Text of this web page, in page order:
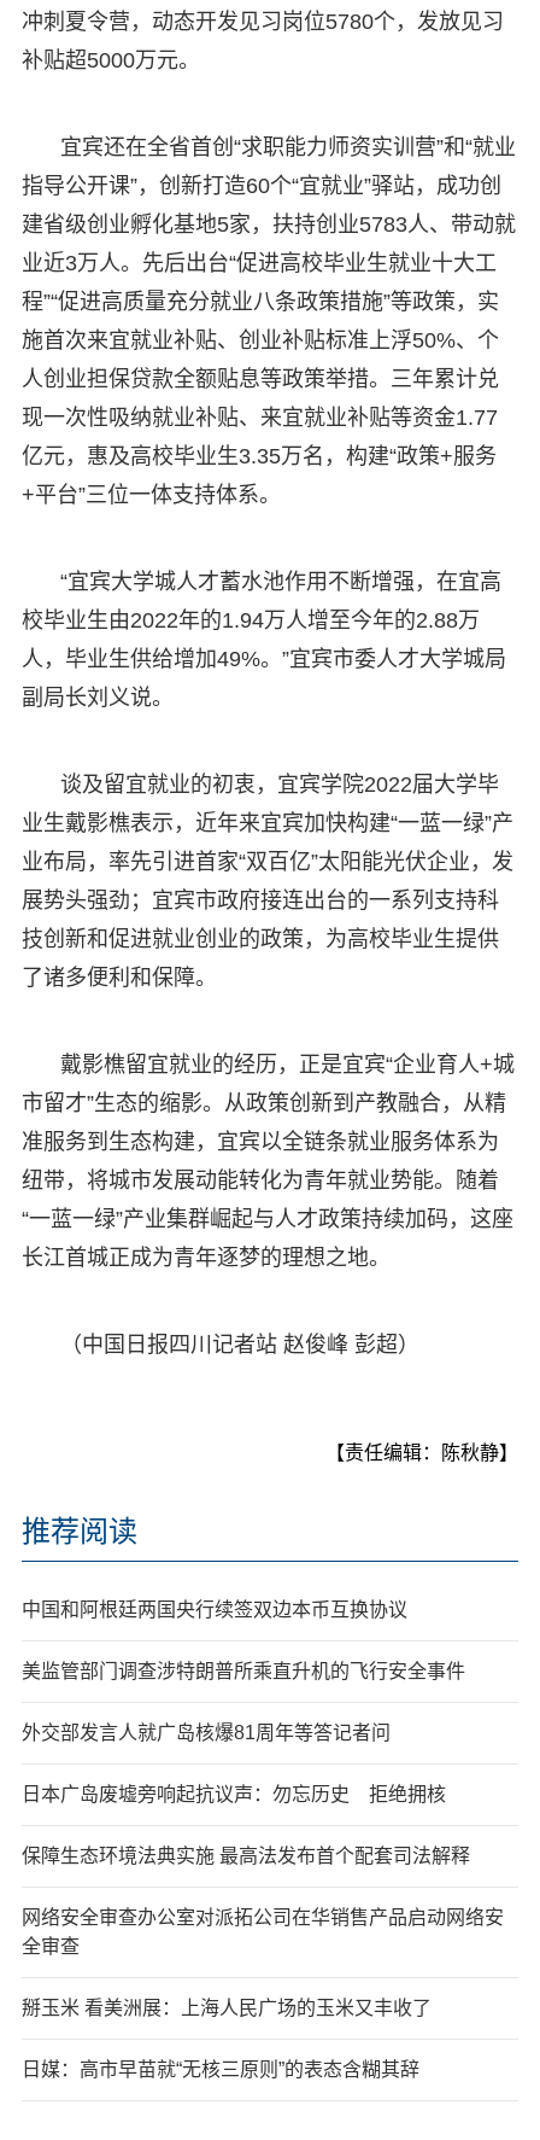
冲刺夏令营，动态开发见习岗位5780个，发放见习
补贴超5000万元。
宜宾还在全省首创“求职能力师资实训营”和“就业
指导公开课”，创新打造60个“宜就业”驿站，成功创
建省级创业孵化基地5家，扶持创业5783人、带动就
业近3万人。先后出台“促进高校毕业生就业十大工
程”“促进高质量充分就业八条政策措施”等政策，实
施首次来宜就业补贴、创业补贴标准上浮50%、个
人创业担保贷款全额贴息等政策举措。三年累计兑
现一次性吸纳就业补贴、来宜就业补贴等资金1.77
亿元，惠及高校毕业生3.35万名，构建“政策+服务
+平台”三位一体支持体系。
“宜宾大学城人才蓄水池作用不断增强，在宜高
校毕业生由2022年的1.94万人增至今年的2.88万
人，毕业生供给增加49%。”宜宾市委人才大学城局
副局长刘义说。
谈及留宜就业的初衷，宜宾学院2022届大学毕
业生戴影樵表示，近年来宜宾加快构建“一蓝一绿”产
业布局，率先引进首家“双百亿”太阳能光伏企业，发
展势头强劲；宜宾市政府接连出台的一系列支持科
技创新和促进就业创业的政策，为高校毕业生提供
了诸多便利和保障。
戴影樵留宜就业的经历，正是宜宾“企业育人+城
市留才”生态的缩影。从政策创新到产教融合，从精
准服务到生态构建，宜宾以全链条就业服务体系为
纽带，将城市发展动能转化为青年就业势能。随着
“一蓝一绿”产业集群崛起与人才政策持续加码，这座
长江首城正成为青年逐梦的理想之地。
（中国日报四川记者站 赵俊峰 彭超）
【责任编辑：陈秋静】
推荐阅读
中国和阿根廷两国央行续签双边本币互换协议
美监管部门调查涉特朗普所乘直升机的飞行安全事件
外交部发言人就广岛核爆81周年等答记者问
日本广岛废墟旁响起抗议声：勿忘历史 拒绝拥核
保障生态环境法典实施 最高法发布首个配套司法解释
网络安全审查办公室对派拓公司在华销售产品启动网络安
全审查
掰玉米 看美洲展：上海人民广场的玉米又丰收了
日媒：高市早苗就“无核三原则”的表态含糊其辞